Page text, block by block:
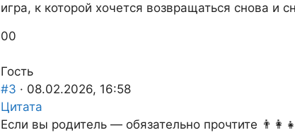
игра, к которой хочется возвращаться снова и
Голосуйте
палец
вниз.
0Голосуйте
палец
вверх.
0
Гость
#3 · 08.02.2026, 16:58
Цитата
Если вы родитель — обязательно прочтите